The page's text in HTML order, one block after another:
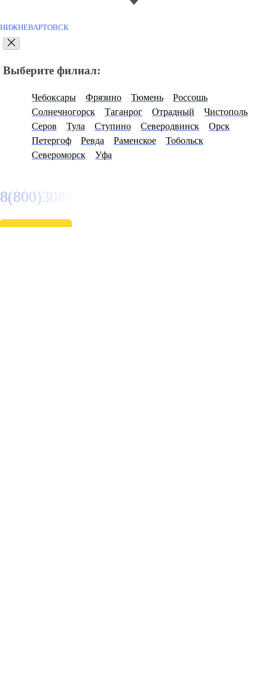
НИЖНЕВАРТОВСК
Выберите филиал:
Чебоксары Фрязино Тюмень
Россошь
Солнечногорск
Таганрог Отрадный
Чистополь
Серов
Тула Ступино Северодвинск
Орск
Петергоф
Ревда Раменское
Тобольск
Североморск
Уфа
8(800)3085303